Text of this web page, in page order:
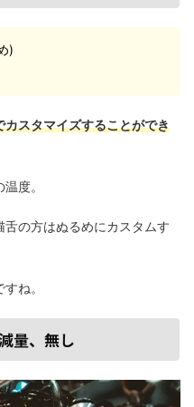
)
スタマイズすることができ
度。
の方はぬるめにカスタムす
ね。
量、無し